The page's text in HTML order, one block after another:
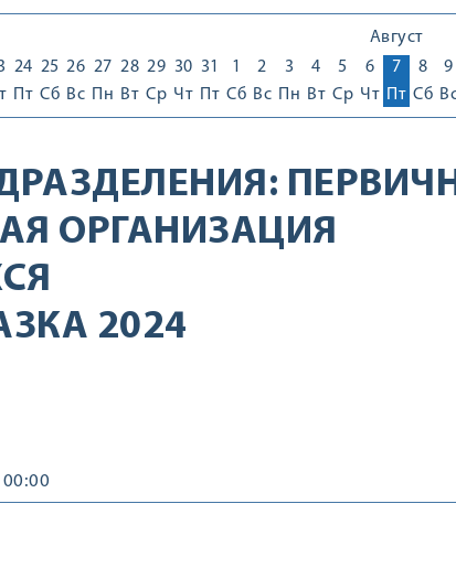
Август
24
Пт
25
Сб
26
Вс
27
Пн
28
Вт
29
Ср
30
Чт
31
Пт
1
Сб
2
Вс
3
Пн
4
Вт
5
Ср
6
Чт
7
Пт
8
Сб
9
ОРГАНИЗАЦИЯ
2024